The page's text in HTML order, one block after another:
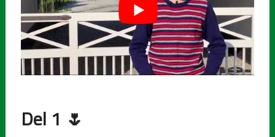
Del 1 🌷